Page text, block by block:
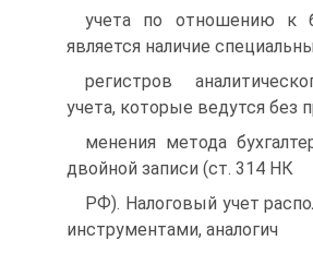
учета по отношению к
является наличие
регистров
учета, которые ведутся без
менения метода
двойной записи (ст. 314 НК
РФ). Налоговый учет
инструментами, аналогич